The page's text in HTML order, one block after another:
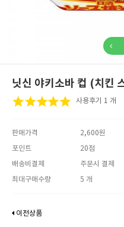
닛신 야키소바 컵 (치킨
사용후기 1 개
판매가격
2,600원
포인트
20점
배송비결제
주문시 결제
최대구매수량
5 개
이전상품